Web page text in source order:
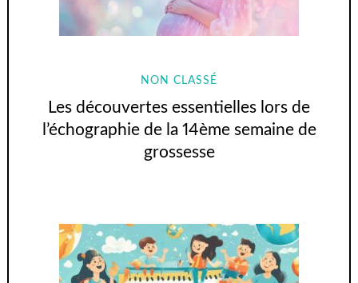
NON CLASSÉ
Les découvertes essentielles lors de
l’échographie de la 14ème semaine de
grossesse